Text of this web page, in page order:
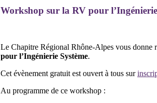
Workshop sur la RV pour
Le Chapitre Régional Rhône-Alpes vous
pour l’Ingénierie Système.
Cet évènement gratuit est ouvert à tous sur
Au programme de ce workshop :